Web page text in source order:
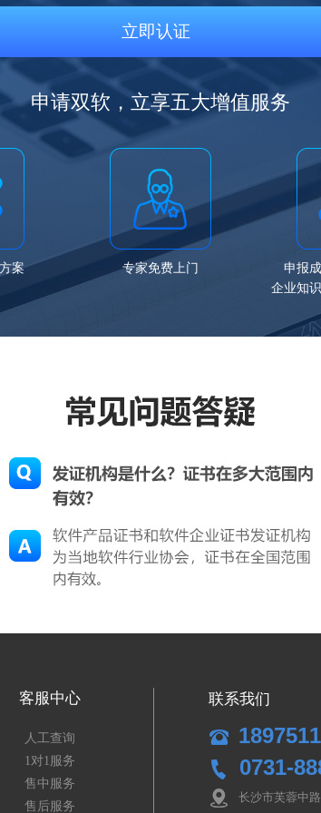
立即认证
申请双软，立享五大增值服务
案 专家免费上门
申报
企业知
客服中心
人工查询
1对1服务
售中服务
售后服务
联系我们
0731-
长沙市芙蓉中